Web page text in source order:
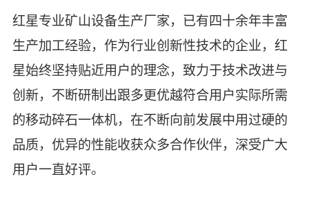
红星专业矿山设备生产厂家，已有四十余年丰富
生产加工经验，作为行业创新性技术的企业，红
星始终坚持贴近用户的理念，致力于技术改进与
创新，不断研制出跟多更优越符合用户实际所需
的移动碎石一体机，在不断向前发展中用过硬的
品质，优异的性能收获众多合作伙伴，深受广大
用户一直好评。